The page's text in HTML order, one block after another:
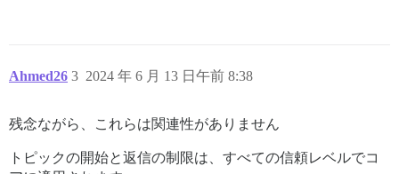
Ahmed26 2024 年 6 月 13 日午前 8:38
3
残念ながら、これらは関連性がありません
トピックの開始と返信の制限は、すべての信頼レベルでコ